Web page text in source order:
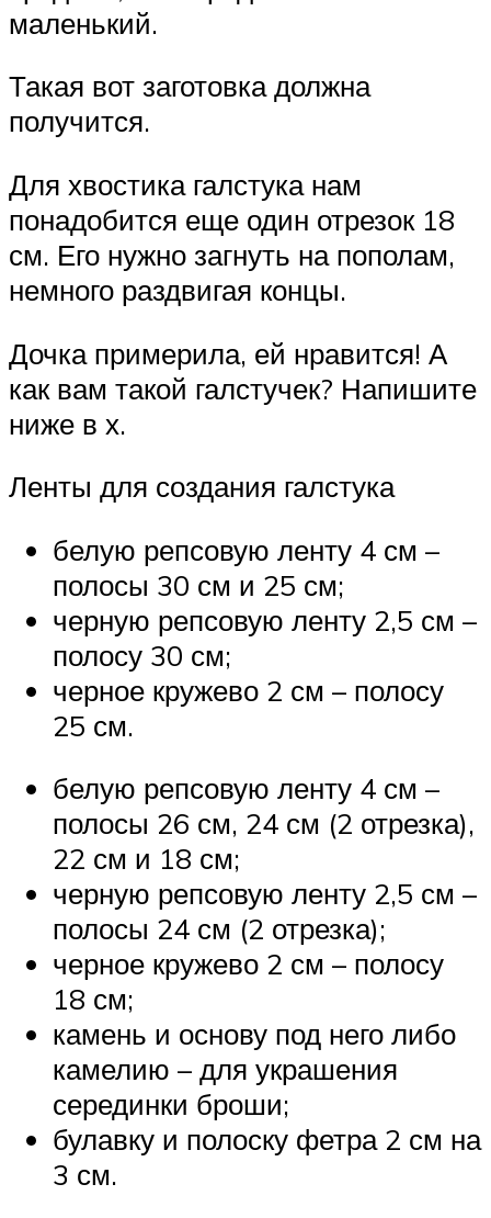
маленький.
Такая вот заготовка должна
получится.
Для хвостика галстука нам
понадобится еще один отрезок 18
см. Его нужно загнуть на пополам,
немного раздвигая концы.
Дочка примерила, ей нравится! А
как вам такой галстучек? Напишите
ниже в х.
Ленты для создания галстука
белую репсовую ленту 4 см –
полосы 30 см и 25 см;
черную репсовую ленту 2,5 см –
полосу 30 см;
черное кружево 2 см – полосу
25 см.
белую репсовую ленту 4 см –
полосы 26 см, 24 см (2 отрезка),
22 см и 18 см;
черную репсовую ленту 2,5 см –
полосы 24 см (2 отрезка);
черное кружево 2 см – полосу
18 см;
камень и основу под него либо
камелию – для украшения
серединки броши;
булавку и полоску фетра 2 см на
3 см.